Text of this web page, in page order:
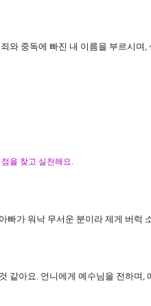
와 중독에 빠진 내 이름을 부르시며,
을 찾고 실천해요.
아빠가 워낙 무서운 분이라 제게 버럭
같아요. 언니에게 예수님을 전하며,